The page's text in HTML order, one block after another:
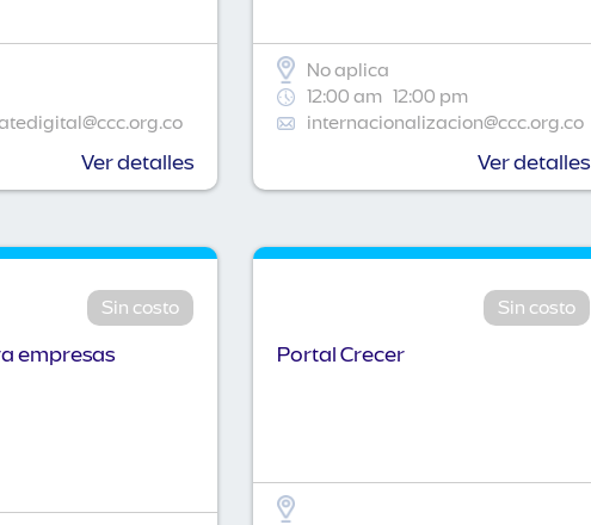
Ver detalles
No aplica
12:00 am 12:00 pm
internacionalizacion@ccc.org.co
Ver detalles
Sin costo
empresas
Sin costo
Portal Crecer